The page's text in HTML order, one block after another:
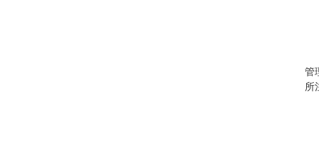
管
所